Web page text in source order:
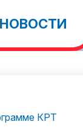
НОВОСТИ
КРТ